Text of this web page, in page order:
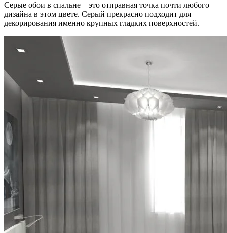
Серые обои в спальне – это отправная точка почти любого
дизайна в этом цвете. Серый прекрасно подходит для
декорирования именно крупных гладких поверхностей.